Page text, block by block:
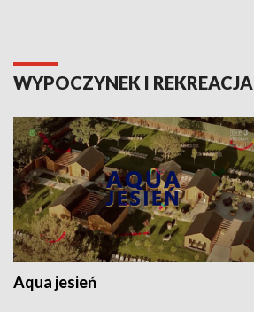
WYPOCZYNEK I REKREACJA
Aqua jesień